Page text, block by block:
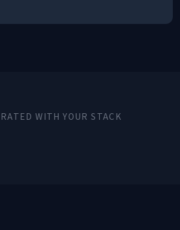
WITH YOUR STACK